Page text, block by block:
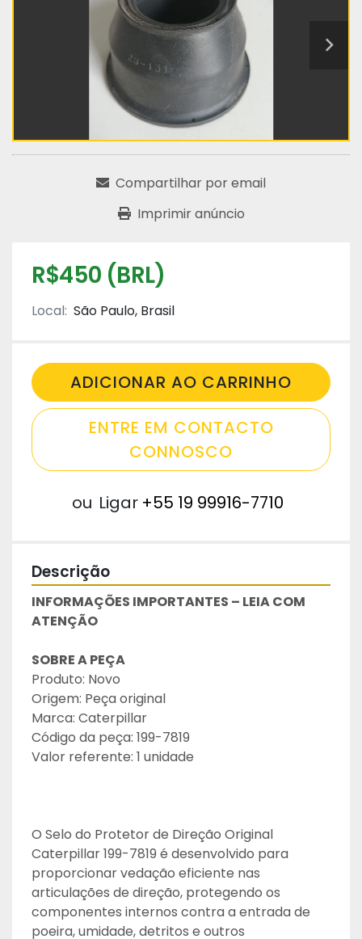
Compartilhar por email
Imprimir anúncio
R$450 (BRL)
Local: São Paulo, Brasil
ADICIONAR AO CARRINHO
ENTRE EM CONTACTO
CONNOSCO
ou Ligar +55 19 99916-7710
Descrição
INFORMAÇÕES IMPORTANTES – LEIA COM
ATENÇÃO
SOBRE A PEÇA
Produto: Novo
Origem: Peça original
Marca: Caterpillar
Código da peça: 199-7819
Valor referente: 1 unidade
O Selo do Protetor de Direção Original
Caterpillar 199-7819 é desenvolvido para
proporcionar vedação eficiente nas
articulações de direção, protegendo os
componentes internos contra a entrada de
poeira, umidade, detritos e outros